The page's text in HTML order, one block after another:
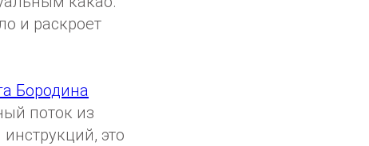
и раскроет
Бородина
поток из
это